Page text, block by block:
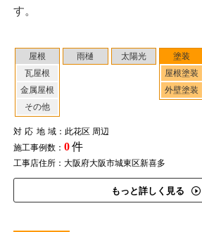
屋根
瓦屋根
金属屋根
その他
雨樋 太陽光
塗装
屋根塗装
外壁塗装
対応地域：此花区 周辺
施工事例数： 0件
工事店住所：大阪府大阪市城東区新喜多
もっと詳しく見る
す。